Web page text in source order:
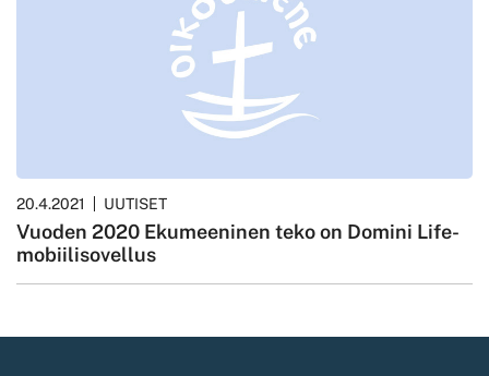
20.4.2021 UUTISET
Vuoden 2020 Ekumeeninen teko on Domini Life-
mobiilisovellus